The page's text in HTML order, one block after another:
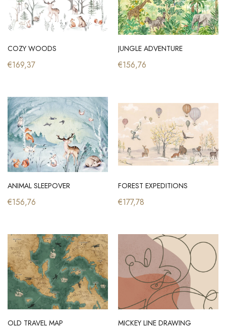
JUTE MAT UNI
€53,50
SHINOK
€118,20
COZY WOODS
€169,37
JUNGLE ADVENTURE
€156,76
ANIMAL SLEEPOVER
€156,76
FOREST EXPEDITIONS
€177,78
OLD TRAVEL MAP MICKEY LINE DRAWING